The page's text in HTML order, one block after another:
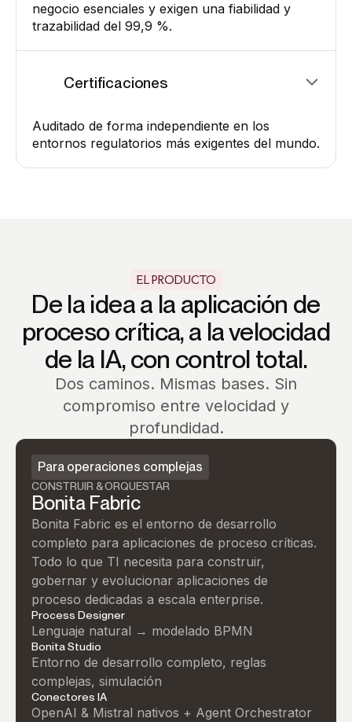
negocio esenciales y exigen una fiabilidad y
trazabilidad del 99,9 %.
Certificaciones
Auditado de forma independiente en los
entornos regulatorios más exigentes del mundo.
EL PRODUCTO
De la idea a la aplicación de
proceso crítica, a la velocidad
de la IA, con control total.
Dos caminos. Mismas bases. Sin
compromiso entre velocidad y
profundidad.
CONSTRUIR & ORQUESTAR
Bonita Fabric
Para operaciones complejas
Bonita Fabric es el entorno de desarrollo
completo para aplicaciones de proceso críticas.
Todo lo que TI necesita para construir,
gobernar y evolucionar aplicaciones de
proceso dedicadas a escala enterprise.
Process Designer
Lenguaje natural → modelado BPMN
Bonita Studio
Entorno de desarrollo completo, reglas
complejas, simulación
Conectores IA
OpenAI & Mistral nativos + Agent Orchestrator